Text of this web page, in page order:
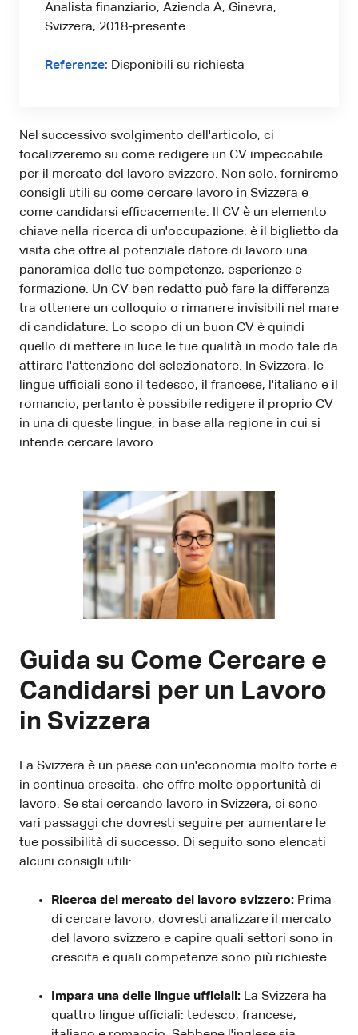
Analista finanziario, Azienda A, Ginevra,
Svizzera, 2018-presente
Referenze: Disponibili su richiesta
Nel successivo svolgimento dell'articolo, ci
focalizzeremo su come redigere un CV impeccabile
per il mercato del lavoro svizzero. Non solo, forniremo
consigli utili su come cercare lavoro in Svizzera e
come candidarsi efficacemente. Il CV è un elemento
chiave nella ricerca di un'occupazione: è il biglietto da
visita che offre al potenziale datore di lavoro una
panoramica delle tue competenze, esperienze e
formazione. Un CV ben redatto può fare la differenza
tra ottenere un colloquio o rimanere invisibili nel mare
di candidature. Lo scopo di un buon CV è quindi
quello di mettere in luce le tue qualità in modo tale da
attirare l'attenzione del selezionatore. In Svizzera, le
lingue ufficiali sono il tedesco, il francese, l'italiano e il
romancio, pertanto è possibile redigere il proprio CV
in una di queste lingue, in base alla regione in cui si
intende cercare lavoro.
Guida su Come Cercare e
Candidarsi per un Lavoro
in Svizzera
La Svizzera è un paese con un'economia molto forte e
in continua crescita, che offre molte opportunità di
lavoro. Se stai cercando lavoro in Svizzera, ci sono
vari passaggi che dovresti seguire per aumentare le
tue possibilità di successo. Di seguito sono elencati
alcuni consigli utili:
Ricerca del mercato del lavoro svizzero: Prima
di cercare lavoro, dovresti analizzare il mercato
del lavoro svizzero e capire quali settori sono in
crescita e quali competenze sono più richieste.
Impara una delle lingue ufficiali: La Svizzera ha
quattro lingue ufficiali: tedesco, francese,